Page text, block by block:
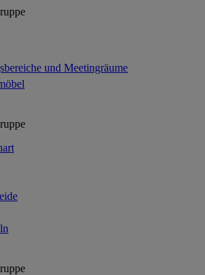
und Meetingräume